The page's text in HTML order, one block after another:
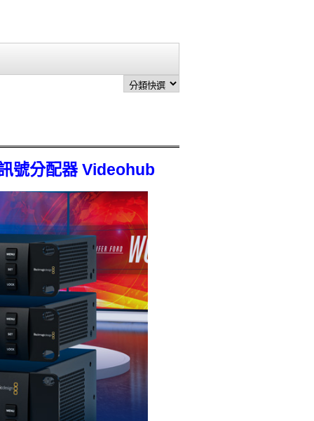
號分配器 Videohub